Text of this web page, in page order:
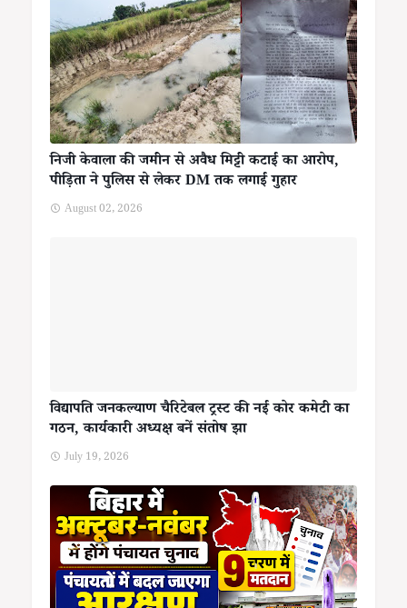
निजी केवाला की जमीन से अवैध मिट्टी कटाई का आरोप,
पीड़िता ने पुलिस से लेकर DM तक लगाई गुहार
August 02, 2026
विद्यापति जनकल्याण चैरिटेबल ट्रस्ट की नई कोर कमेटी का
गठन, कार्यकारी अध्यक्ष बनें संतोष झा
July 19, 2026